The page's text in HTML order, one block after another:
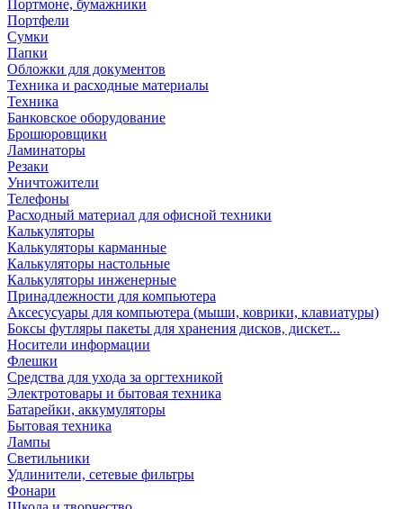
Портмоне, бумажники
Портфели
Сумки
Папки
Обложки для документов
Техника и расходные материалы
Техника
Банковское оборудование
Брошюровщики
Ламинаторы
Резаки
Уничтожители
Телефоны
Расходный материал для офисной техники
Калькуляторы
Калькуляторы карманные
Калькуляторы настольные
Калькуляторы инженерные
Принадлежности для компьютера
Аксесусуары для компьютера (мыши, коврики, клавиатуры)
Боксы футляры пакеты для хранения дисков, дискет...
Носители информации
Флешки
Средства для ухода за оргтехникой
Электротовары и бытовая техника
Батарейки, аккумуляторы
Бытовая техника
Лампы
Светильники
Удлинители, сетевые фильтры
Фонари